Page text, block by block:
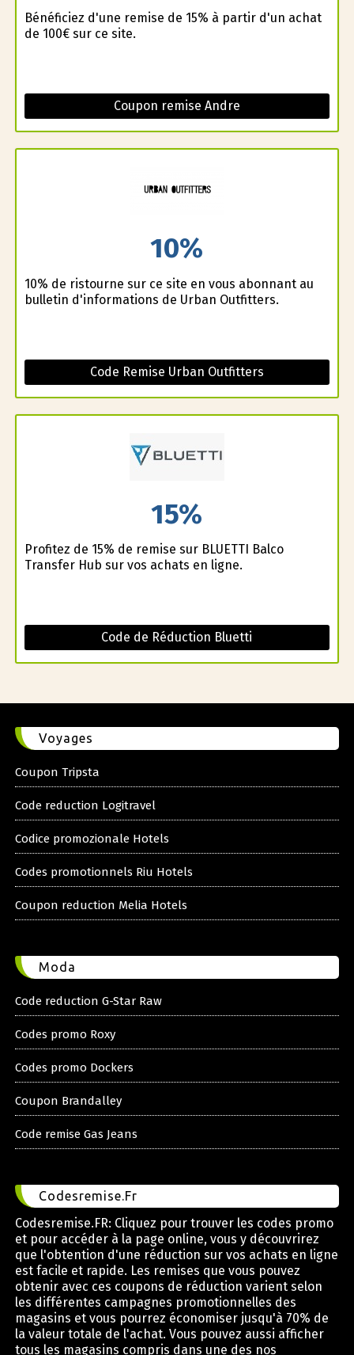
Bénéficiez d'une remise de 15% à partir d'un achat
de 100€ sur ce site.
Coupon remise Andre
10%
10% de ristourne sur ce site en vous abonnant au
bulletin d'informations de Urban Outfitters.
Code Remise Urban Outfitters
15%
Profitez de 15% de remise sur BLUETTI Balco
Transfer Hub sur vos achats en ligne.
Code de Réduction Bluetti
Voyages
Coupon Tripsta
Code reduction Logitravel
Codice promozionale Hotels
Codes promotionnels Riu Hotels
Coupon reduction Melia Hotels
Moda
Code reduction G-Star Raw
Codes promo Roxy
Codes promo Dockers
Coupon Brandalley
Code remise Gas Jeans
Codesremise.Fr
Codesremise.FR: Cliquez pour trouver les codes promo
et pour accéder à la page online, vous y découvrirez
que l'obtention d'une réduction sur vos achats en ligne
est facile et rapide. Les remises que vous pouvez
obtenir avec ces coupons de réduction varient selon
les différentes campagnes promotionnelles des
magasins et vous pourrez économiser jusqu'à 70% de
la valeur totale de l'achat. Vous pouvez aussi afficher
tous les magasins compris dans une des nos